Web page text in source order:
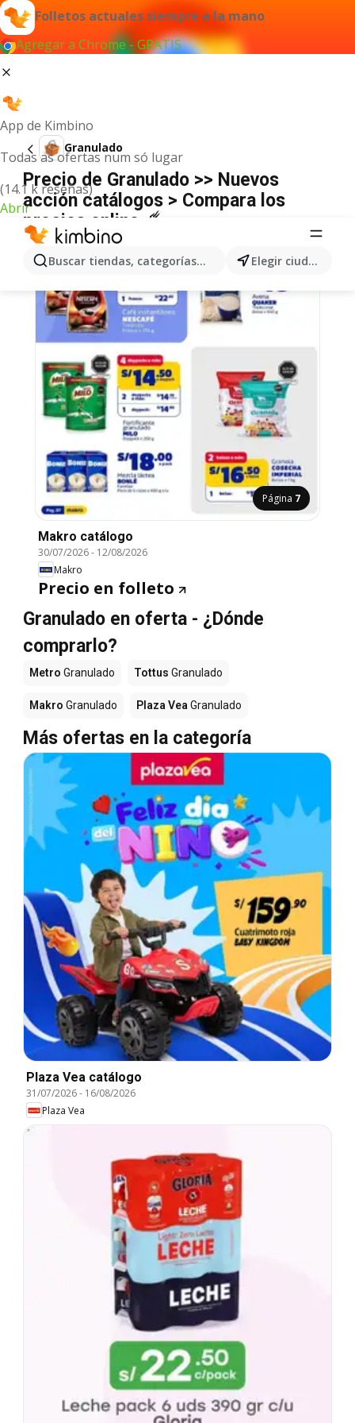
Folletos actuales siempre a la mano
Agregar a Chrome - GRATIS
App de Kimbino
Todas as ofertas num só lugar
(14.1 k reseñas)
Abrir
Buscar tiendas, categorías, productos... Elegir ciudad
Granulado
Precio de Granulado >> Nuevos
acción catálogos > Compara los
precios online ☄️
Página 7
Makro catálogo
30/07/2026- 12/08/2026
Makro
Precio en folleto
Granulado en oferta - ¿Dónde
comprarlo?
Metro Granulado Tottus Granulado
Makro Granulado Plaza VeaGranulado
Más ofertas en la categoría
Plaza Vea catálogo
31/07/2026- 16/08/2026
Plaza Vea